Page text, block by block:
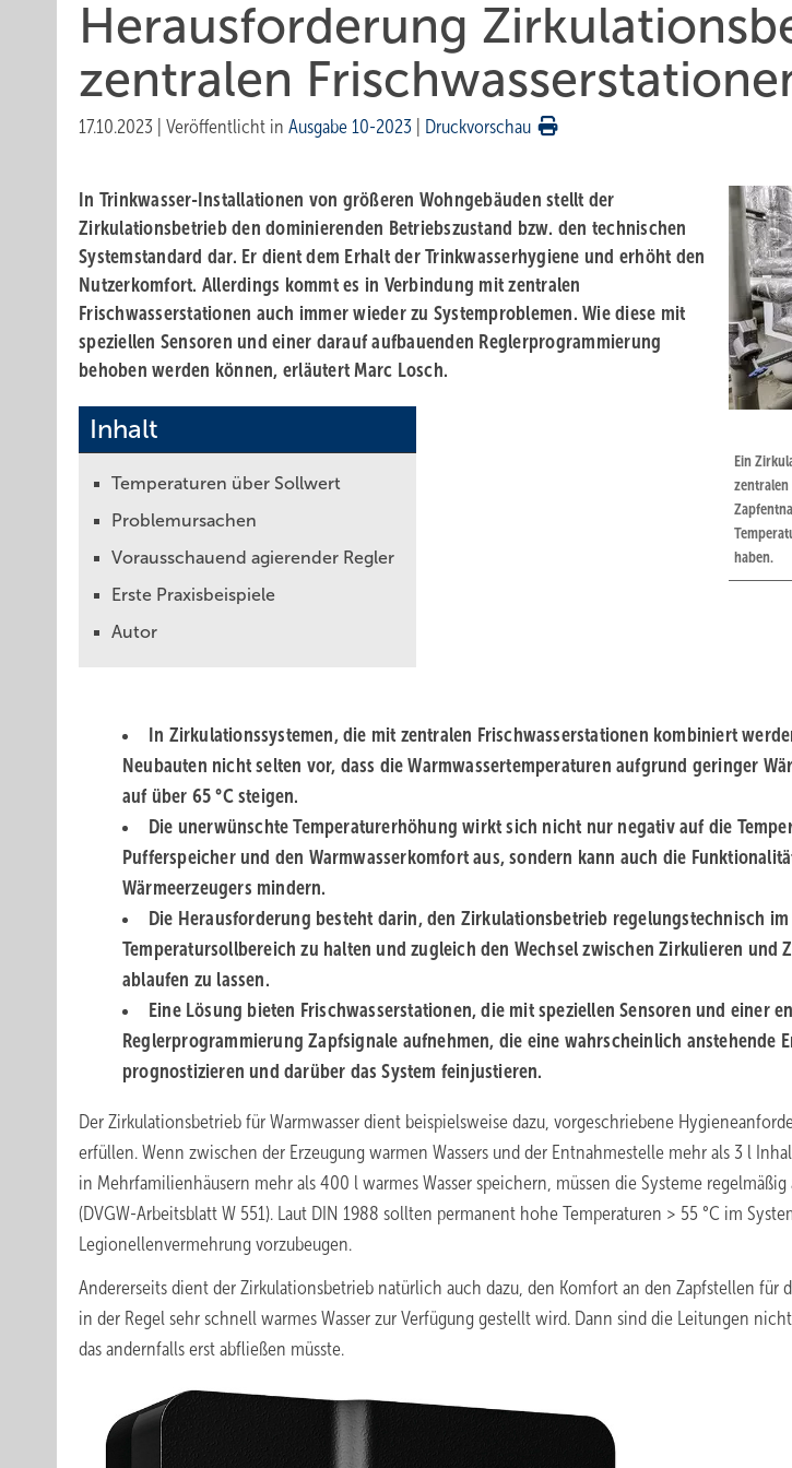
Herausforderung
zentralen
17.10.2023 Veröffentlicht in Ausgabe 10-2023 Druckvorschau
Ein
zentralen
haben.
In Trinkwasser-Installationen von größeren Wohngebäuden stellt der
Zirkulationsbetrieb den dominierenden Betriebszustand bzw. den technischen
Systemstandard dar. Er dient dem Erhalt der Trink­wasserhygiene und erhöht den
Nutzerkomfort. Allerdings kommt es in Verbindung mit zentralen
Frischwasserstationen auch immer wieder zu Systemproblemen. Wie diese mit
speziellen Sensoren und einer darauf aufbauenden Reglerprogrammierung
behoben werden können, erläutert Marc Losch.
Inhalt
Temperaturen über Sollwert
Problemursachen
Vorausschauend agierender Regler
Erste Praxisbeispiele
Autor
In Zirkulationssystemen, die mit zentralen Frischwasser­stationen kombiniert
Neubauten nicht selten vor, dass die Warmwassertemperaturen aufgrund geringer
auf über 65 °C steigen.
Die unerwünschte Temperatur­erhöhung wirkt sich nicht nur negativ auf die
Pufferspeicher und den Warmwasserkomfort aus, sondern kann auch die
Wärmeerzeugers mindern.
Die Herausforderung besteht darin, den Zirkulationsbetrieb regelungstechnisch
Temperatursollbereich zu halten und zugleich den Wechsel zwischen Zirkulieren und
ablaufen zu lassen.
Eine Lösung bieten Frischwasserstationen, die mit ­speziellen Sensoren und einer
Reglerprogrammierung Zapfsignale aufnehmen, die eine wahrscheinlich anstehende
prognostizieren und darüber das System ­feinjustieren.
Der Zirkulationsbetrieb für Warmwasser dient beispielsweise dazu, vorgeschriebene
erfüllen. Wenn zwischen der Erzeugung warmen Wassers und der Entnahmestelle mehr als 3 l
in Mehrfamilienhäusern mehr als 400 l warmes Wasser speichern, müssen die Systeme
(DVGW-Arbeitsblatt W 551). Laut DIN 1988 sollten permanent hohe Temperaturen > 55 °C im
Legionellenvermehrung vorzubeugen.
Andererseits dient der Zirkulationsbetrieb natürlich auch dazu, den Komfort an den Zapfstellen für
in der Regel sehr schnell warmes Wasser zur Verfügung gestellt wird. Dann sind die Leitungen
das andernfalls erst abfließen müsste.